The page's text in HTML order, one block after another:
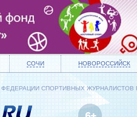
СОЧИ НОВОРОССИЙСК
СПОРТИВНЫХ ЖУРНАЛИСТОВ